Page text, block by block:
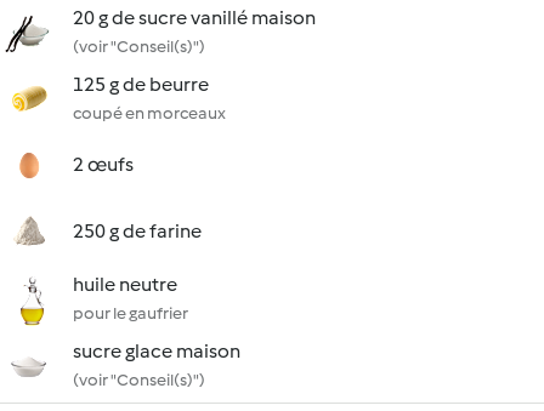
20 g de sucre vanillé maison
(voir "Conseil(s)")
125 g de beurre
coupé en morceaux
2 œufs
250 g de farine
huile neutre
pour le gaufrier
sucre glace maison
(voir "Conseil(s)")